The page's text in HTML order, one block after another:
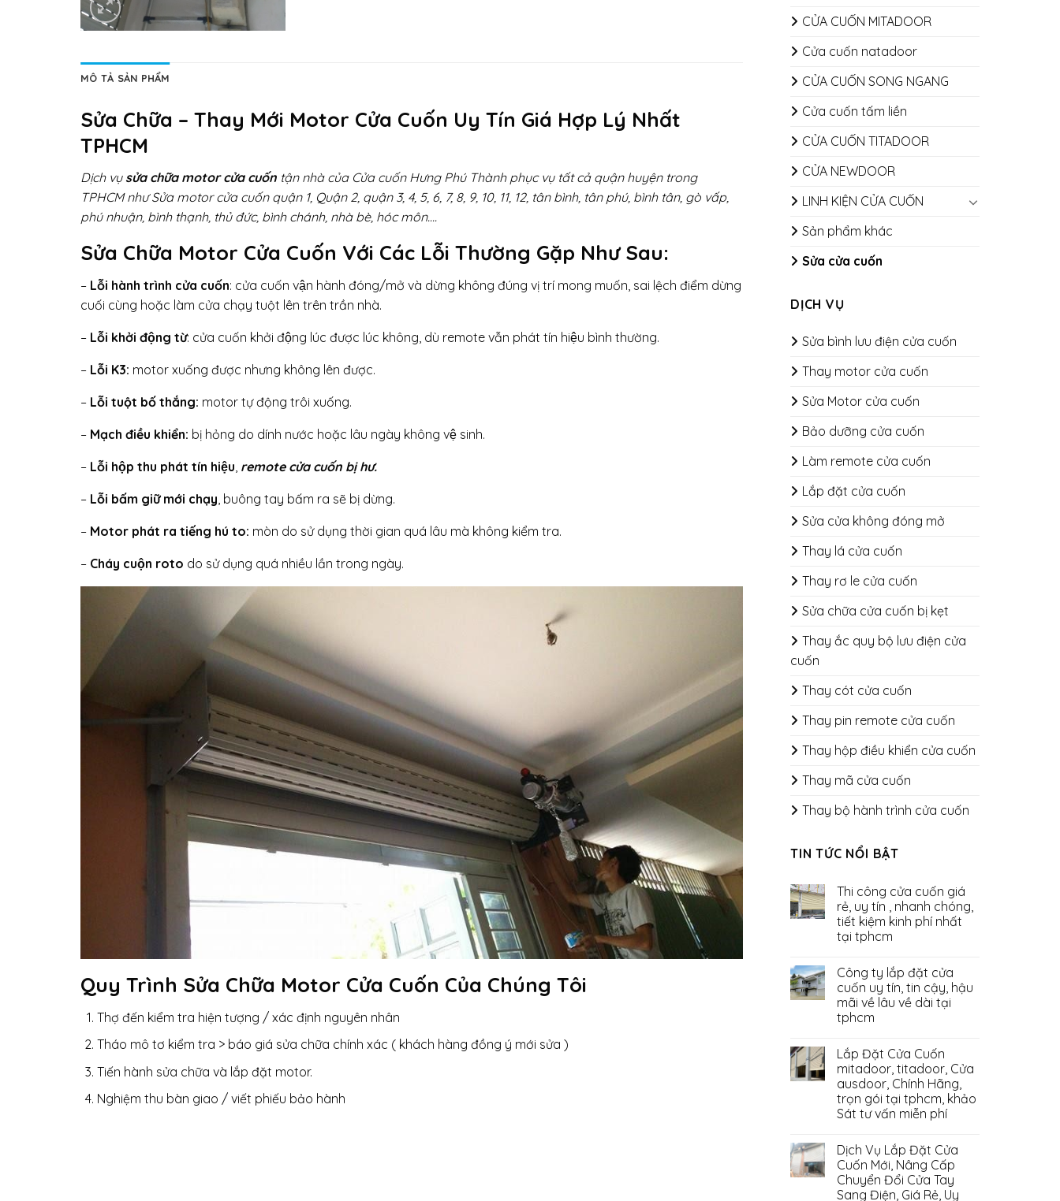
CỬA CUỐN MITADOOR
Cửa cuốn natadoor
CỬA CUỐN SONG NGANG
Cửa cuốn tấm liền
CỬA CUỐN TITADOOR
CỬA NEWDOOR
LINH KIỆN CỬA CUỐN
Sản phẩm khác
Sửa cửa cuốn
DỊCH VỤ
Sửa bình lưu điện cửa cuốn
Thay motor cửa cuốn
Sửa Motor cửa cuốn
Bảo dưỡng cửa cuốn
​​​​​​​Làm remote cửa cuốn
Lắp đặt cửa cuốn
Sửa cửa không đóng mở
Thay lá cửa cuốn
Thay rơ le cửa cuốn
Sửa chữa cửa cuốn bị kẹt
Thay ắc quy bộ lưu điện cửa
cuốn
Thay cót cửa cuốn
Thay pin remote cửa cuốn
Thay hộp điều khiển cửa cuốn
Thay mã cửa cuốn
Thay bộ hành trình cửa cuốn
TIN TỨC NỔI BẬT
Thi công cửa cuốn giá
rẻ, uy tín , nhanh chóng,
tiết kiệm kinh phí nhất
tại tphcm
Công ty lắp đặt cửa
cuốn uy tín, tin cậy, hậu
mãi về lâu về dài tại
tphcm
Lắp Đặt Cửa Cuốn
mitadoor, titadoor, Cửa
ausdoor, Chính Hãng,
trọn gói tại tphcm, khảo
Sát tư vấn miễn phí
Dịch Vụ Lắp Đặt Cửa
Cuốn Mới, Nâng Cấp
Chuyển Đổi Cửa Tay
Sang Điện, Giá Rẻ, Uy
MÔ TẢ SẢN PHẨM
Sửa Chữa – Thay Mới Motor Cửa Cuốn Uy Tín Giá Hợp Lý Nhất
TPHCM
Dịch vụ sửa chữa motor cửa cuốn tận nhà của Cửa cuốn Hưng Phú Thành phục vụ tất cả quận huyện trong
TPHCM như Sửa motor cửa cuốn quận 1, Quận 2, quận 3, 4, 5, 6, 7, 8, 9, 10, 11, 12, tân bình, tân phú, bình tân, gò vấp,
phú nhuận, bình thạnh, thủ đức, bình chánh, nhà bè, hóc môn….
Sửa Chữa Motor Cửa Cuốn Với Các Lỗi Thường Gặp Như Sau:
– Lỗi hành trình cửa cuốn: cửa cuốn vận hành đóng/mở và dừng không đúng vị trí mong muốn, sai lệch điểm dừng
cuối cùng hoặc làm cửa chạy tuột lên trên trần nhà.
– Lỗi khởi động từ: cửa cuốn khởi động lúc được lúc không, dù remote vẫn phát tín hiệu bình thường.
– Lỗi K3: motor xuống được nhưng không lên được.
– Lỗi tuột bố thắng: motor tự động trôi xuống.
– Mạch điều khiển: bị hỏng do dính nước hoặc lâu ngày không vệ sinh.
– Lỗi hộp thu phát tín hiệu, remote cửa cuốn bị hư.
– Lỗi bấm giữ mới chạy, buông tay bấm ra sẽ bị dừng.
– Motor phát ra tiếng hú to: mòn do sử dụng thời gian quá lâu mà không kiểm tra.
– Cháy cuộn roto do sử dụng quá nhiều lần trong ngày.
Quy Trình Sửa Chữa Motor Cửa Cuốn Của Chúng Tôi
Thợ đến kiểm tra hiện tượng / xác định nguyên nhân
Tháo mô tơ kiểm tra > báo giá sửa chữa chính xác ( khách hàng đồng ý mới sửa )
Tiến hành sửa chữa và lắp đặt motor.
Nghiệm thu bàn giao / viết phiếu bảo hành